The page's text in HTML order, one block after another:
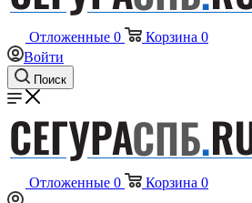
Отложенные 0 Корзина 0
Войти
Поиск
Отложенные 0 Корзина 0